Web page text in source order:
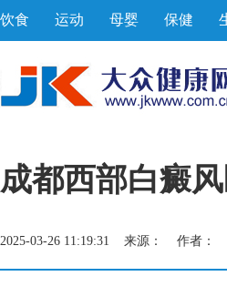
饮食 运动 母婴 保健
成都西部白癜
2025-03-26 11:19:31 来源： 作者：